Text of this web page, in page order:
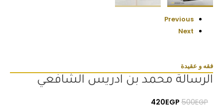
Previous
Next
فقه و عقيدة
الرسالة محمد بن ادريس الشافعي
500EGP السعر الأصلي هو: 500EGP.
420EGP